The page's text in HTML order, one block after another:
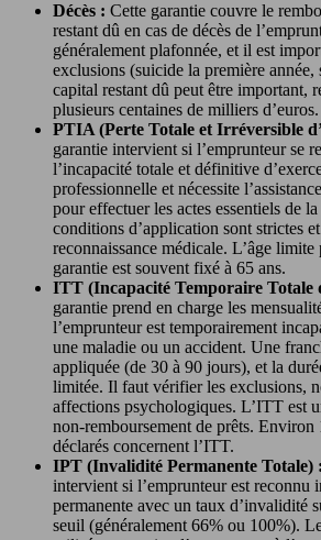
Décès : Cette garantie couvre le
restant dû en cas de décès de
généralement plafonnée, et il est
exclusions (suicide la première
capital restant dû peut être important,
plusieurs centaines de milliers d’euros.
PTIA (Perte Totale et Irréversible
garantie intervient si l’emprunteur se
l’incapacité totale et définitive
professionnelle et nécessite
pour effectuer les actes essentiels de
conditions d’application sont strictes
reconnaissance médicale. L’âge
garantie est souvent fixé à 65 ans.
ITT (Incapacité Temporaire Totale
garantie prend en charge les
l’emprunteur est temporairement
une maladie ou un accident. Une
appliquée (de 30 à 90 jours), et la
limitée. Il faut vérifier les exclusions,
affections psychologiques. L’ITT est
non-remboursement de prêts. Environ
déclarés concernent l’ITT.
IPT (Invalidité Permanente Totale) :
intervient si l’emprunteur est reconnu
permanente avec un taux d’invalidité
seuil (généralement 66% ou 100%).